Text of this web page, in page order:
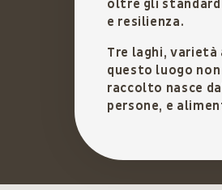
oltre gli
e resilienza.
Tre laghi, varietà
questo luogo
raccolto nasce
persone, e